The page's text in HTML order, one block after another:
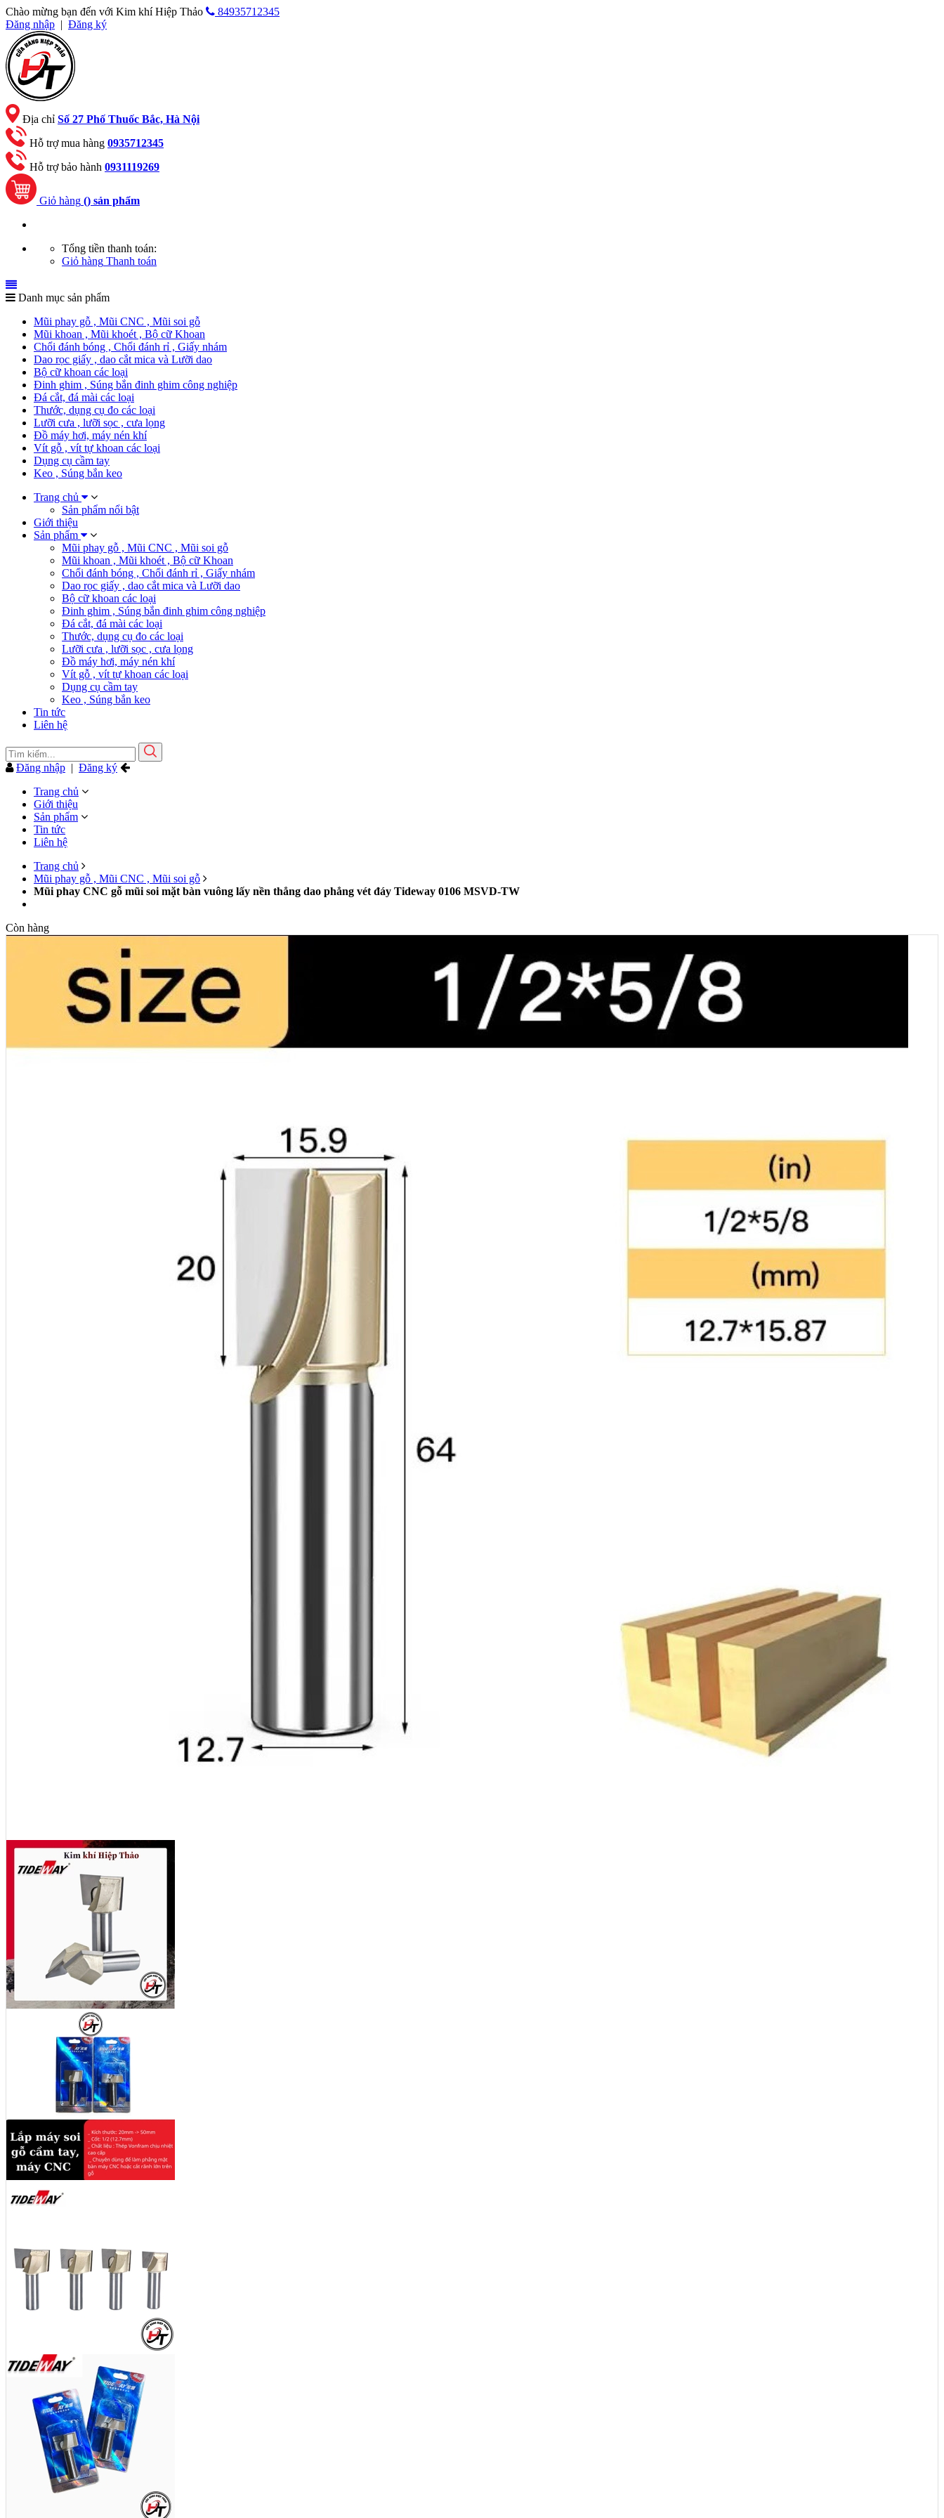
Chào mừng bạn đến với Kim khí Hiệp Thảo
84935712345
Đăng nhập | Đăng ký
Địa chỉ Số 27 Phố Thuốc Bắc, Hà Nội
Hỗ trợ mua hàng 0935712345
Hỗ trợ bảo hành 0931119269
Giỏ hàng () sản phẩm
Tổng tiền thanh toán:
Giỏ hàng Thanh toán
Danh mục sản phẩm
Mũi phay gỗ , Mũi CNC , Mũi soi gỗ
Mũi khoan , Mũi khoét , Bộ cữ Khoan
Chổi đánh bóng , Chổi đánh rỉ , Giấy nhám
Dao rọc giấy , dao cắt mica và Lưỡi dao
Bộ cữ khoan các loại
Đinh ghim , Súng bắn đinh ghim công nghiệp
Đá cắt, đá mài các loại
Thước, dụng cụ đo các loại
Lưỡi cưa , lưỡi sọc , cưa lọng
Đồ máy hơi, máy nén khí
Vít gỗ , vít tự khoan các loại
Dụng cụ cầm tay
Keo , Súng bắn keo
Trang chủ
Sản phẩm nổi bật
Giới thiệu
Sản phẩm
Mũi phay gỗ , Mũi CNC , Mũi soi gỗ
Mũi khoan , Mũi khoét , Bộ cữ Khoan
Chổi đánh bóng , Chổi đánh rỉ , Giấy nhám
Dao rọc giấy , dao cắt mica và Lưỡi dao
Bộ cữ khoan các loại
Đinh ghim , Súng bắn đinh ghim công nghiệp
Đá cắt, đá mài các loại
Thước, dụng cụ đo các loại
Lưỡi cưa , lưỡi sọc , cưa lọng
Đồ máy hơi, máy nén khí
Vít gỗ , vít tự khoan các loại
Dụng cụ cầm tay
Keo , Súng bắn keo
Tin tức
Liên hệ
Đăng nhập | Đăng ký
Trang chủ
Giới thiệu
Sản phẩm
Tin tức
Liên hệ
Trang chủ
Mũi phay gỗ , Mũi CNC , Mũi soi gỗ
Mũi phay CNC gỗ mũi soi mặt bàn vuông lấy nền thẳng dao phẳng vét đáy Tideway 0106 MSVD-TW
Còn hàng